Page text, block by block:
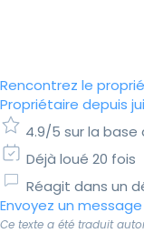
Rencontrez le
Propriétaire depuis
4.9/5 sur la base
Déjà loué 20 fois
Réagit dans un
Envoyez un message
Ce texte a été traduit